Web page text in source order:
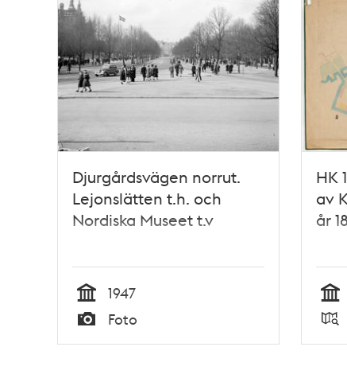
Djurgårdsvägen norrut.
Lejonslätten t.h. och
Nordiska Museet t.v
Tid
1947
Foto
HK
av
år
Tid